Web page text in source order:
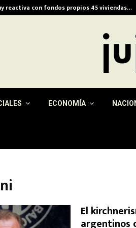
reactiva con fondos propios 45 viviendas…
ECONOMÍA
El
argentinos